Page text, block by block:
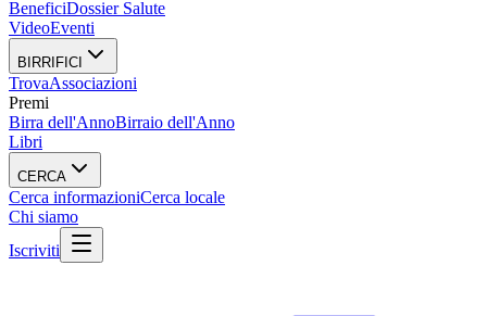
BeneficiDossier Salute
VideoEventi
BIRRIFICI
TrovaAssociazioni
Premi
Birra dell'AnnoBirraio dell'Anno
Libri
CERCA
Cerca informazioniCerca locale
Chi siamo
Iscriviti